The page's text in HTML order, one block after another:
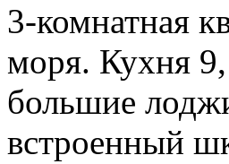
3-комнатная
моря. Кухня 9,
большие
встроенный